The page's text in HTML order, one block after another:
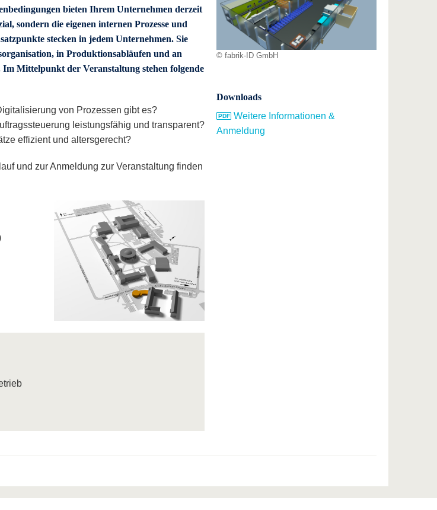
bieten Ihrem Unternehmen derzeit
sondern die eigenen internen Prozesse und
stecken in jedem Unternehmen. Sie
in Produktionsabläufen und an
Mittelpunkt der Veranstaltung stehen folgende
von Prozessen gibt es?
leistungsfähig und transparent?
effizient und altersgerecht?
und zur Anmeldung zur Veranstaltung finden
© fabrik-ID GmbH
Downloads
Weitere Informationen &
Anmeldung